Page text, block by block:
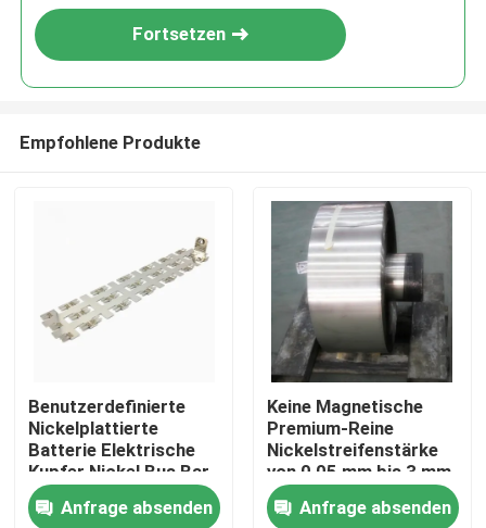
Fortsetzen
Empfohlene Produkte
Benutzerdefinierte
Nickelplattierte
Batterie Elektrische
Kupfer Nickel Bus Bar
Flexible Busbar für
Neue Energie Auto
Anfrage absenden
Keine Magnetische
Premium-Reine
Nickelstreifenstärke
von 0,05 mm bis 3 mm
Anfrage absenden